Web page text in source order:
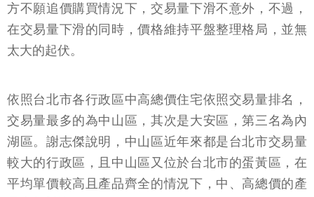
方不願追價購買情況下，交易量下滑不意外，不過，
在交易量下滑的同時，價格維持平盤整理格局，並無
太大的起伏。
依照台北市各行政區中高總價住宅依照交易量排名，
交易量最多的為中山區，其次是大安區，第三名為內
湖區。謝志傑說明，中山區近年來都是台北市交易量
較大的行政區，且中山區又位於台北市的蛋黃區，在
平均單價較高且產品齊全的情況下，中、高總價的產